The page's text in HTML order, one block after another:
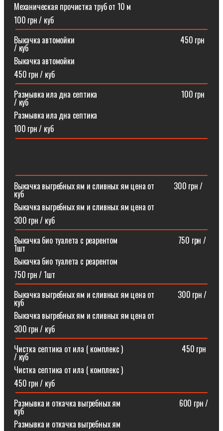
Механическая прочистка труб от 10 м
100 грн / куб
Выкачка автомойки⠀⠀⠀⠀⠀⠀⠀⠀⠀⠀⠀⠀⠀⠀⠀⠀⠀⠀450 грн
/ куб
Выкачка автомойки
450 грн / куб
Размывка ила дна септика ⠀⠀⠀⠀⠀⠀⠀⠀⠀⠀⠀⠀⠀⠀100 грн
/ куб
Размывка ила дна септика
100 грн / куб
Выкачка выгребных ям и сливных ям цена от ⠀⠀⠀300 грн /
куб
Выкачка выгребных ям и сливных ям цена от
300 грн / куб
Выкачка био туалета с реарентом ⠀⠀⠀⠀⠀⠀⠀⠀⠀⠀750 грн /
1шт
Выкачка био туалета с реарентом
750 грн / 1шт
Выкачка выгребных ям и сливных ям цена от⠀⠀⠀⠀300 грн /
куб
Выкачка выгребных ям и сливных ям цена от
300 грн / куб
Чистка септика от ила ( комплекс )⠀⠀⠀⠀⠀⠀⠀⠀⠀⠀450 грн
/ куб
Чистка септика от ила ( комплекс )
450 грн / куб
Размывка и откачка выгребных ям⠀⠀⠀⠀⠀⠀⠀⠀⠀⠀600 грн /
куб
Размывка и откачка выгребных ям